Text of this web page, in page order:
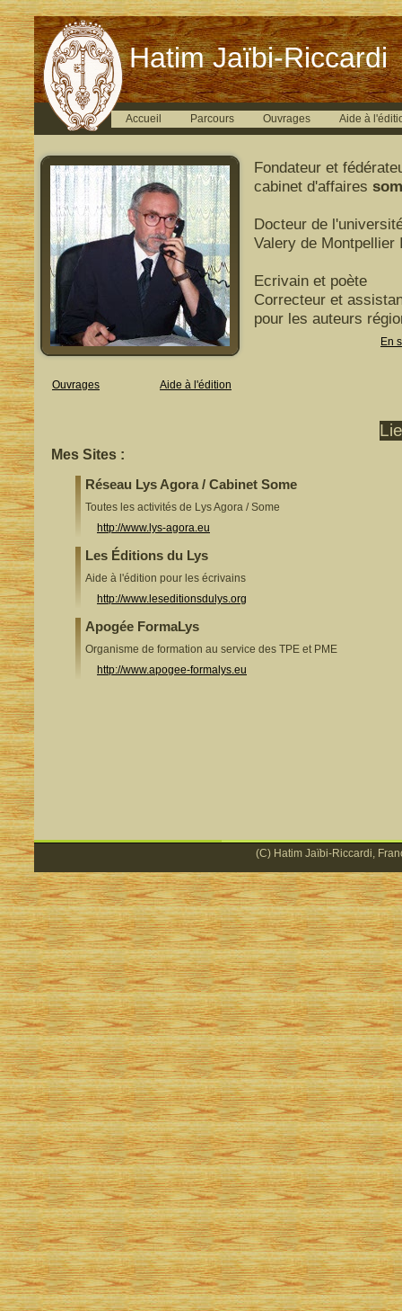
Hatim Jaïbi-Riccardi
Accueil Parcours Ouvrages Aide à
Fondateur et
cabinet d'affaires
Docteur de
Valery de Montpellier
Ecrivain et poète
Correcteur et
pour les auteurs
En
Ouvrages Aide à l'édition
Mes Sites :
Réseau Lys Agora / Cabinet Some
Toutes les activités de Lys Agora / Some
http://www.lys-agora.eu
Les Éditions du Lys
Aide à l'édition pour les écrivains
http://www.leseditionsdulys.org
Apogée FormaLys
Organisme de formation au service des TPE et PME
http://www.apogee-formalys.eu
(C) Hatim Jaïbi-Riccardi,